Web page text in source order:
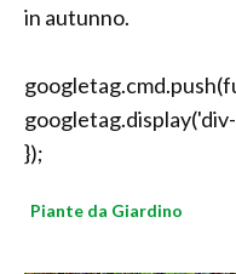
in autunno.
});
Piante da Giardino